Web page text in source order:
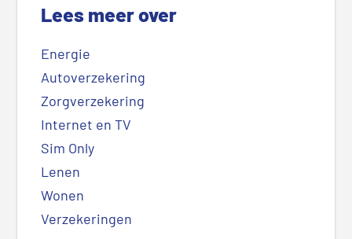
Lees meer over
Energie
Autoverzekering
Zorgverzekering
Internet en TV
Sim Only
Lenen
Wonen
Verzekeringen